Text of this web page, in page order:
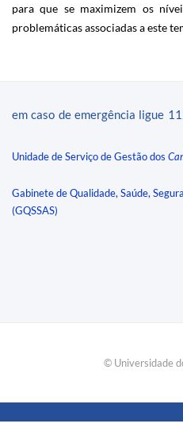
para que se maximizem os
problemáticas associadas a este
em caso de emergência ligue
Unidade de Serviço de Gestão dos
Gabinete de Qualidade, Saúde,
(GQSSAS)
​© Universidade